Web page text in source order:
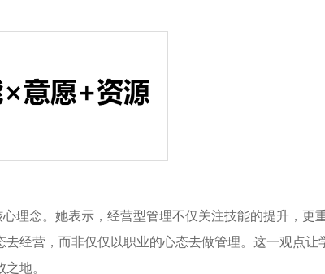
理念。她表示，经营型管理不仅关注技能的提升，更
经营，而非仅仅以职业的心态去做管理。这一观点让
地。